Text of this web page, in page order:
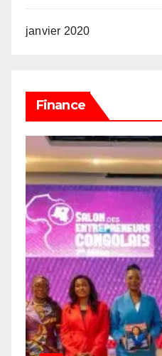
janvier 2020
Finance